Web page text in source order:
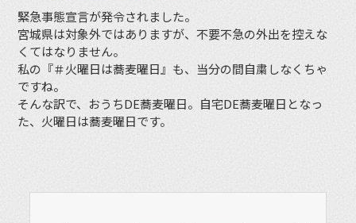
緊急事態宣言が発令されました。
宮城県は対象外ではありますが、不要不急の外出を控えな
くてはなりません。
私の『＃火曜日は蕎麦曜日』も、当分の間自粛しなくちゃ
ですね。
そんな訳で、おうちDE蕎麦曜日。自宅DE蕎麦曜日となっ
た、火曜日は蕎麦曜日です。